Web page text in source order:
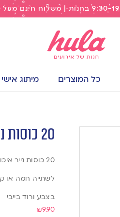
כל המוצרים מיתוג אישי
20 כוסות נייר בצבע ורוד בייבי
20 כוסות נייר איכותיות
לשתייה חמה או
בצבע ורוד בייבי
₪9.90